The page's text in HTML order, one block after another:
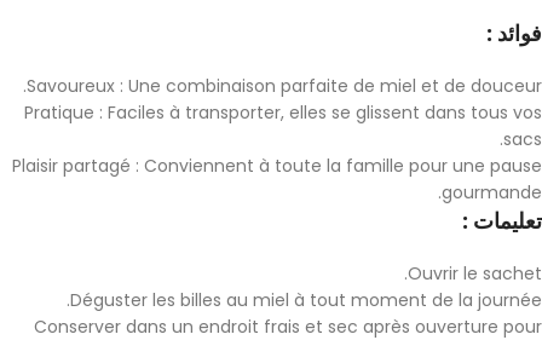
فوائد :
Savoureux : Une combinaison parfaite de miel et de douceur.
Pratique : Faciles à transporter, elles se glissent dans tous vos
sacs.
Plaisir partagé : Conviennent à toute la famille pour une pause
gourmande.
تعليمات :
Ouvrir le sachet.
Déguster les billes au miel à tout moment de la journée.
Conserver dans un endroit frais et sec après ouverture pour